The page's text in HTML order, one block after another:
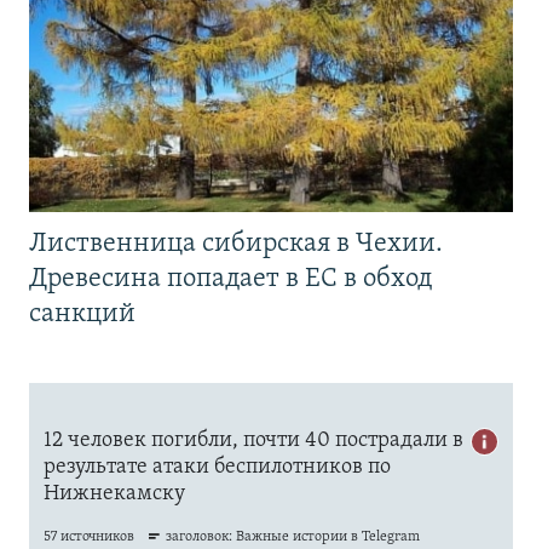
Лиственница сибирская в Чехии.
Древесина попадает в ЕС в обход
санкций